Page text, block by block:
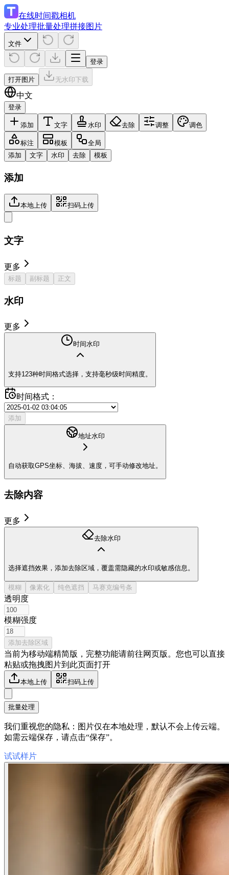
在线时间戳相机
专业处理批量处理拼接图片
文件
登录
打开图片 无水印下载
中文
登录
添加 文字 水印 去除 调整 调色
标注 模板
全局
添加
文字 水印 去除 模板
添加
本地上传 扫码上传
文字
更多
标题 副标题 正文
水印
更多
时间水印
支持123种时间格式选择，支持毫秒级时间精度。
时间格式：
添加
地址水印
自动获取GPS坐标、海拔、速度，可手动修改地址。
去除内容
更多
去除水印
选择遮挡效果，添加去除区域，覆盖需隐藏的水印或敏感信息。
模糊 像素化 纯色遮挡 马赛克编号条
透明度
模糊强度
添加去除区域
当前为移动端精简版，完整功能请前往网页版。 您也可以直接
粘贴或拖拽图片到此页面打开
本地上传 扫码上传
批量处理
我们重视您的隐私：图片仅在本地处理，默认不会上传云端。
如需云端保存，请点击“保存”。
试试样片